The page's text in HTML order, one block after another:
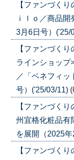
【ファンづく
ｉｌｏ／商品
3月6日号）('25/
【ファンづく
ラインショッ
／「ベネフィッ
号）('25/03/11)
【ファンづく
州宜格化粧品有
を展開（2025
【ファンづく